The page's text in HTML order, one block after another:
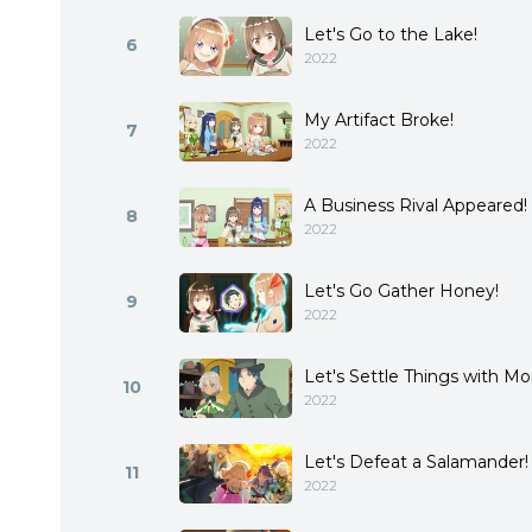
6 Let's Go to the Lake!
2022
7 My Artifact Broke!
2022
8 A Business Rival Appeared!
2022
9 Let's Go Gather Honey!
2022
10 Let's Settle Things with
2022
11 Let's Defeat a Salamander!
2022